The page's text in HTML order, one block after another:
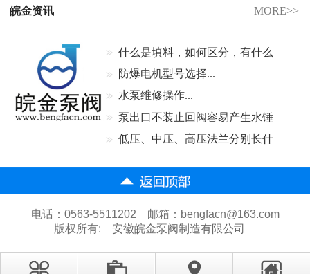
MORE>>
皖金资讯
什么是填料，如何区分，有什么
作用...
防爆电机型号选择...
水泵维修操作...
泵出口不装止回阀容易产生水锤
吗...低压、中压、高压法兰分别长什
电话：0563-5511202 邮箱：bengfacn@163.com
版权所有:
安徽皖金泵阀制造有限公司